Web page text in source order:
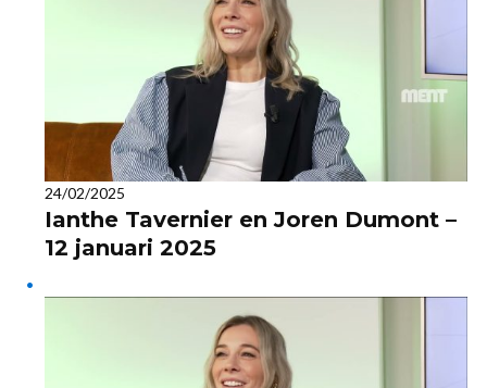
24/02/2025
Ianthe Tavernier en Joren Dumont –
12 januari 2025